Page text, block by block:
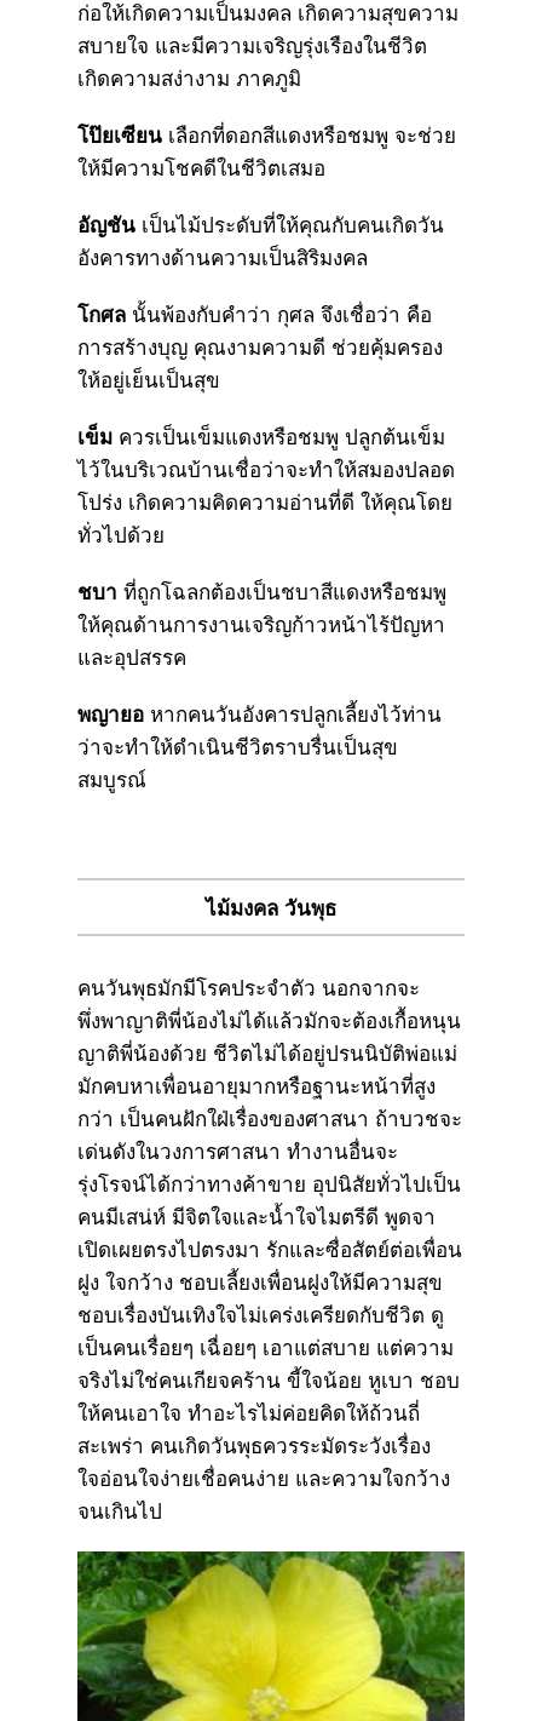
ก่อให้เกิดความเป็นมงคล เกิดความสุขความ
สบายใจ และมีความเจริญรุ่งเรืองในชีวิต
เกิดความสง่างาม ภาคภูมิ
โป๊ยเซียน เลือกที่ดอกสีแดงหรือชมพู จะช่วย
ให้มีความโชคดีในชีวิตเสมอ
อัญชัน เป็นไม้ประดับที่ให้คุณกับคนเกิดวัน
อังคารทางด้านความเป็นสิริมงคล
โกศล นั้นพ้องกับคำว่า กุศล จึงเชื่อว่า คือ
การสร้างบุญ คุณงามความดี ช่วยคุ้มครอง
ให้อยู่เย็นเป็นสุข
เข็ม ควรเป็นเข็มแดงหรือชมพู ปลูกต้นเข็ม
ไว้ในบริเวณบ้านเชื่อว่าจะทำให้สมองปลอด
โปร่ง เกิดความคิดความอ่านที่ดี ให้คุณโดย
ทั่วไปด้วย
ชบา ที่ถูกโฉลกต้องเป็นชบาสีแดงหรือชมพู
ให้คุณด้านการงานเจริญก้าวหน้าไร้ปัญหา
และอุปสรรค
พญายอ หากคนวันอังคารปลูกเลี้ยงไว้ท่าน
ว่าจะทำให้ดำเนินชีวิตราบรื่นเป็นสุข
สมบูรณ์
ไม้มงคล วันพุธ
คนวันพุธมักมีโรคประจำตัว นอกจากจะ
พึ่งพาญาติพี่น้องไม่ได้แล้วมักจะต้องเกื้อหนุน
ญาติพี่น้องด้วย ชีวิตไม่ได้อยู่ปรนนิบัติพ่อแม่
มักคบหาเพื่อนอายุมากหรือฐานะหน้าที่สูง
กว่า เป็นคนฝักใฝ่เรื่องของศาสนา ถ้าบวชจะ
เด่นดังในวงการศาสนา ทำงานอื่นจะ
รุ่งโรจน์ได้กว่าทางค้าขาย อุปนิสัยทั่วไปเป็น
คนมีเสน่ห์ มีจิตใจและน้ำใจไมตรีดี พูดจา
เปิดเผยตรงไปตรงมา รักและซื่อสัตย์ต่อเพื่อน
ฝูง ใจกว้าง ชอบเลี้ยงเพื่อนฝูงให้มีความสุข
ชอบเรื่องบันเทิงใจไม่เคร่งเครียดกับชีวิต ดู
เป็นคนเรื่อยๆ เฉื่อยๆ เอาแต่สบาย แต่ความ
จริงไม่ใช่คนเกียจคร้าน ขี้ใจน้อย หูเบา ชอบ
ให้คนเอาใจ ทำอะไรไม่ค่อยคิดให้ถ้วนถี่
สะเพร่า คนเกิดวันพุธควรระมัดระวังเรื่อง
ใจอ่อนใจง่ายเชื่อคนง่าย และความใจกว้าง
จนเกินไป